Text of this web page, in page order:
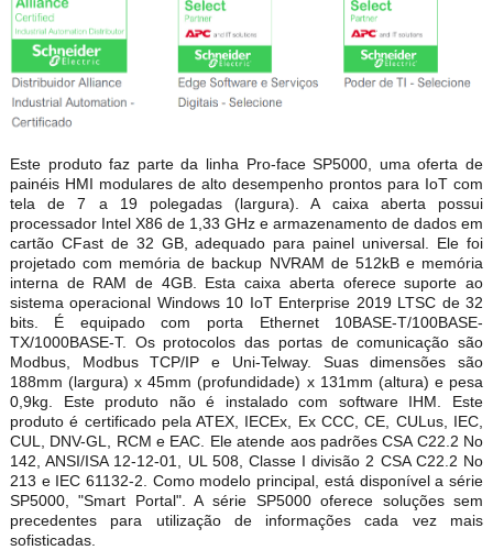
Este produto faz parte da linha Pro-face SP5000, uma oferta de
painéis HMI modulares de alto desempenho prontos para IoT com
tela de 7 a 19 polegadas (largura). A caixa aberta possui
processador Intel X86 de 1,33 GHz e armazenamento de dados em
cartão CFast de 32 GB, adequado para painel universal. Ele foi
projetado com memória de backup NVRAM de 512kB e memória
interna de RAM de 4GB. Esta caixa aberta oferece suporte ao
sistema operacional Windows 10 IoT Enterprise 2019 LTSC de 32
bits. É equipado com porta Ethernet 10BASE-T/100BASE-
TX/1000BASE-T. Os protocolos das portas de comunicação são
Modbus, Modbus TCP/IP e Uni-Telway. Suas dimensões são
188mm (largura) x 45mm (profundidade) x 131mm (altura) e pesa
0,9kg. Este produto não é instalado com software IHM. Este
produto é certificado pela ATEX, IECEx, Ex CCC, CE, CULus, IEC,
CUL, DNV-GL, RCM e EAC. Ele atende aos padrões CSA C22.2 No
142, ANSI/ISA 12-12-01, UL 508, Classe I divisão 2 CSA C22.2 No
213 e IEC 61132-2. Como modelo principal, está disponível a série
SP5000, "Smart Portal". A série SP5000 oferece soluções sem
precedentes para utilização de informações cada vez mais
sofisticadas.